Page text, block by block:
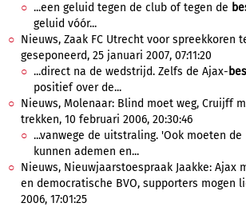
...een geluid tegen de club of tegen de
geluid vóór...
Nieuws, Zaak FC Utrecht voor spreekkoren
geseponeerd, 25 januari 2007, 07:11:20
...direct na de wedstrijd. Zelfs de Ajax-
positief over de...
Nieuws, Molenaar: Blind moet weg, Cruijff
trekken, 10 februari 2006, 20:30:46
...vanwege de uitstraling. 'Ook moeten de
kunnen ademen en...
Nieuws, Nieuwjaarstoespraak Jaakke: Ajax
en democratische BVO, supporters mogen
2006, 17:01:25